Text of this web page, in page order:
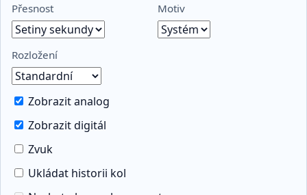
Přesnost Motiv
Rozložení
Zobrazit analog
Zobrazit digitál
Zvuk
Ukládat historii kol